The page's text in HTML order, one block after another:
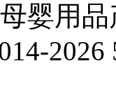
婴用
2026